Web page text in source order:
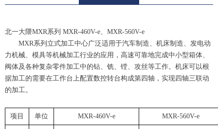
北一大隈MXR系列 MXR-460V-e、MXR-560V-e
MXR系列立式加工中心广泛适用于汽车制造、机床制造、发电动
力机械、模具等机械加工行业的应用，高速可靠地完成中小型箱体、
阀体及各种复杂零件加工中的钻、铣、镗、攻丝等工作。机床可以根
据加工的需要在工作台上配置数控转台构成第四轴，实现四轴三联动
的加工。
项目 单位 MXR-460V-e MXR-560V-e